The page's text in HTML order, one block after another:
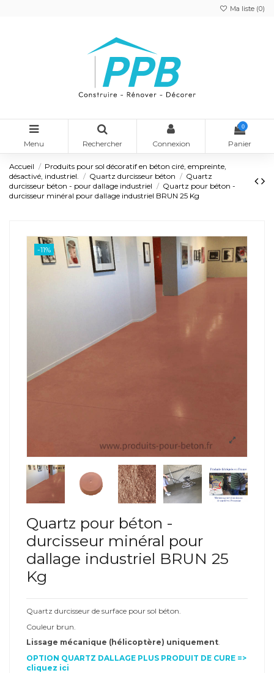
Ma liste (0)
Menu Rechercher Connexion
0
Panier
Accueil
Produits pour sol décoratif en béton ciré, empreinte,
désactivé, industriel.
Quartz durcisseur béton
Quartz
durcisseur béton - pour dallage industriel
Quartz pour béton -
durcisseur minéral pour dallage industriel BRUN 25 Kg
-11%
Quartz pour béton -
durcisseur minéral pour
dallage industriel BRUN 25
Kg
Quartz durcisseur de surface pour sol béton.
Couleur brun.
Lissage mécanique (hélicoptère) uniquement.
OPTION QUARTZ DALLAGE PLUS PRODUIT DE CURE =>
cliquez ici